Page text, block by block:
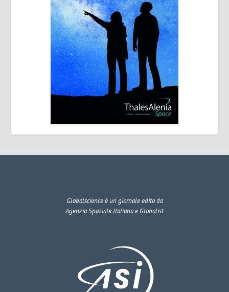
Globalscienceè un giornale edito da
Agenzia Spaziale Italiana e Globalist